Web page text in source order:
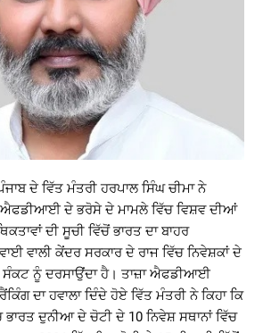
ਦੇ ਵਿੱਤ ਮੰਤਰੀ ਹਰਪਾਲ ਸਿੰਘ ਚੀਮਾ ਨੇ
ਐਫਡੀਆਈ ਦੇ ਭਰੋਸੇ ਦੇ ਮਾਮਲੇ ਵਿੱਚ ਵਿਸ਼ਵ ਦੀਆਂ
ਦੀ ਸੂਚੀ ਵਿੱਚੋਂ ਭਾਰਤ ਦਾ ਬਾਹਰ
ਵਾਲੀ ਕੇਂਦਰ ਸਰਕਾਰ ਦੇ ਰਾਜ ਵਿੱਚ ਨਿਵੇਸ਼ਕਾਂ ਦੇ
ਨੂੰ ਦਰਸਾਉਂਦਾ ਹੈ। ਤਾਜ਼ਾ ਐਫਡੀਆਈ
ਦਾ ਹਵਾਲਾ ਦਿੰਦੇ ਹੋਏ ਵਿੱਤ ਮੰਤਰੀ ਨੇ ਕਿਹਾ ਕਿ
ਭਾਰਤ ਦੁਨੀਆ ਦੇ ਚੋਟੀ ਦੇ 10 ਨਿਵੇਸ਼ ਸਥਾਨਾਂ ਵਿੱਚ